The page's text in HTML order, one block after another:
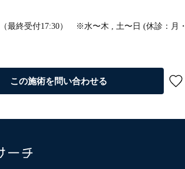
（最終受付17:30） ※水〜木 , 土〜日 (休診：月・
この施術を問い合わせる